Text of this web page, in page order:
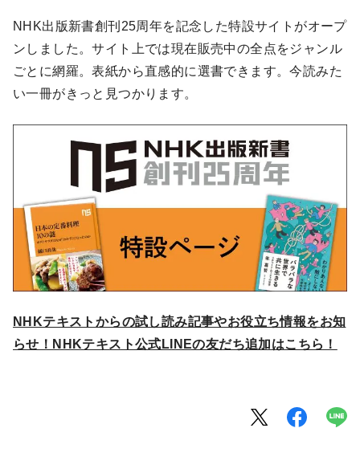
NHK出版新書創刊25周年を記念した特設サイトがオープ
ンしました。サイト上では現在販売中の全点をジャンル
ごとに網羅。表紙から直感的に選書できます。今読みた
い一冊がきっと見つかります。
NHKテキストからの試し読み記事やお役立ち情報をお知
らせ！NHKテキスト公式LINEの友だち追加はこちら！